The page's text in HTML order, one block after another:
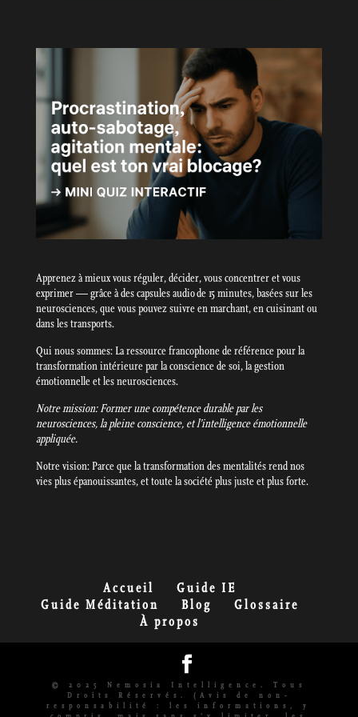
Apprenez à mieux vous réguler, décider, vous concentrer et vous
exprimer — grâce à des capsules audio de 15 minutes, basées sur les
neurosciences, que vous pouvez suivre en marchant, en cuisinant ou
dans les transports.
Qui nous sommes: La ressource francophone de référence pour la
transformation intérieure par la conscience de soi, la gestion
émotionnelle et les neurosciences.
Notre mission: Former une compétence durable par les
neurosciences, la pleine conscience, et l’intelligence émotionnelle
appliquée.
Notre vision: Parce que la transformation des mentalités rend nos
vies plus épanouissantes, et toute la société plus juste et plus forte.
Accueil
Guide IE
Guide Méditation
Blog
Glossaire
À propos
© 2025 Nemosia Intelligence. Tous
Droits Réservés. (Avis de non-
responsabilité : les informations, y